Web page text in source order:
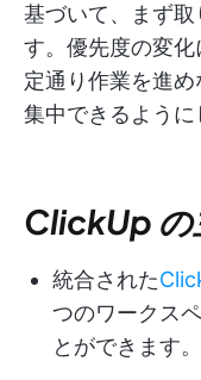
基づいて、まず
す。優先度の変
定通り作業を進
集中できるように
ClickUp の
統合された
つのワークス
とができます。